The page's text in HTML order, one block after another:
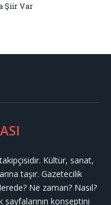
Şiir Var
Kültür, sanat,
taşır. Gazetecilik
Ne zaman? Nasıl?
konseptini